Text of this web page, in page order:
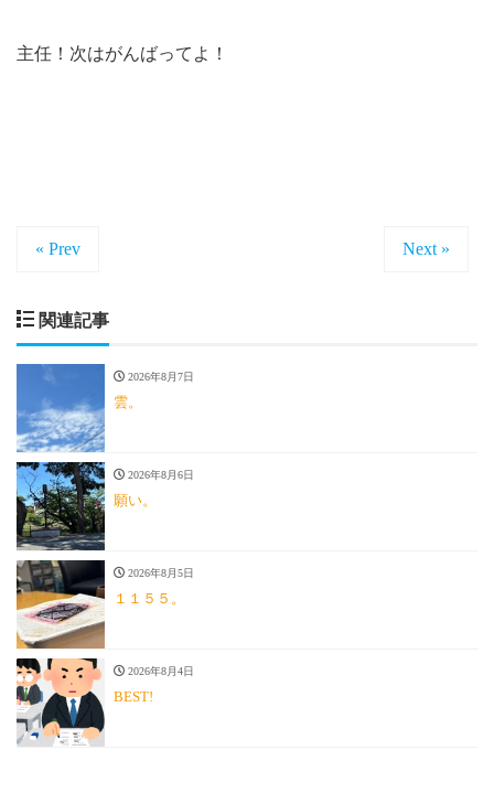
主任！次はがんばってよ！
« Prev Next »
関連記事
2026年8月7日
雲。
2026年8月6日
願い。
2026年8月5日
１１５５。
2026年8月4日
BEST!